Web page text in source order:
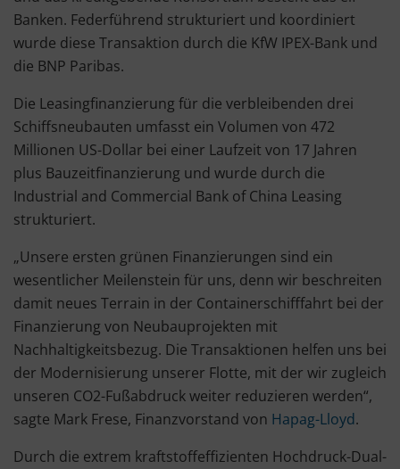
Banken. Federführend strukturiert und koordiniert
wurde diese Transaktion durch die KfW IPEX-Bank und
die BNP Paribas.
Die Leasingfinanzierung für die verbleibenden drei
Schiffsneubauten umfasst ein Volumen von 472
Millionen US-Dollar bei einer Laufzeit von 17 Jahren
plus Bauzeitfinanzierung und wurde durch die
Industrial and Commercial Bank of China Leasing
strukturiert.
„Unsere ersten grünen Finanzierungen sind ein
wesentlicher Meilenstein für uns, denn wir beschreiten
damit neues Terrain in der Containerschifffahrt bei der
Finanzierung von Neubauprojekten mit
Nachhaltigkeitsbezug. Die Transaktionen helfen uns bei
der Modernisierung unserer Flotte, mit der wir zugleich
unseren CO2-Fußabdruck weiter reduzieren werden“,
sagte Mark Frese, Finanzvorstand von Hapag-Lloyd.
Durch die extrem kraftstoffeffizienten Hochdruck-Dual-